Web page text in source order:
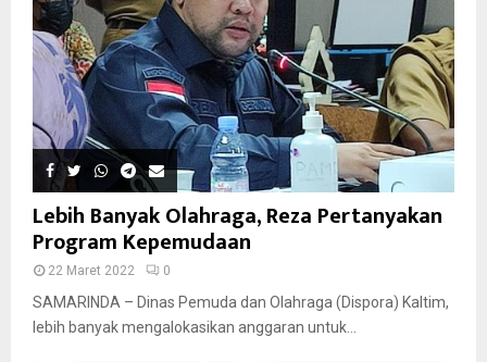
Lebih Banyak Olahraga, Reza Pertanyakan
Program Kepemudaan
22 Maret 2022 0
SAMARINDA – Dinas Pemuda dan Olahraga (Dispora) Kaltim,
lebih banyak mengalokasikan anggaran untuk...